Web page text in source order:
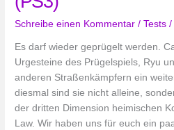
Schreibe einen Kommentar /Tests /
Es darf wieder geprügelt werden.
Urgesteine des Prügelspiels, Ryu
anderen Straßenkämpfern ein
diesmal sind sie nicht alleine,
der dritten Dimension heimischen
Law. Wir haben uns für euch ein